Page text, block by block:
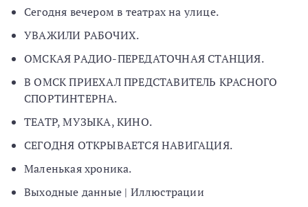
Сегодня вечером в театрах на улице.
УВАЖИЛИ РАБОЧИХ.
ОМСКАЯ РАДИО-ПЕРЕДАТОЧНАЯ СТАНЦИЯ.
В ОМСК ПРИЕХАЛ ПРЕДСТАВИТЕЛЬ КРАСНОГО
СПОРТИНТЕРНА.
ТЕАТР, МУЗЫКА, КИНО.
СЕГОДНЯ ОТКРЫВАЕТСЯ НАВИГАЦИЯ.
Маленькая хроника.
Выходные данные | Иллюстрации